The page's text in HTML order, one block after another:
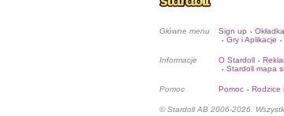
Główne menu Sign up • Okładka
• Gry i Aplikacje •
Informacje O Stardoll •
• Stardoll mapa
Pomoc Pomoc • Rodzice
© Stardoll AB 2006-2026.